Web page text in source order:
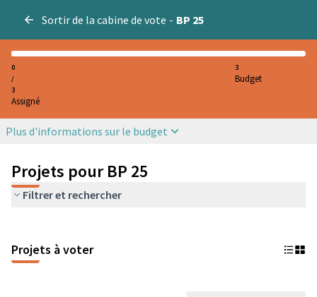
Sortir de la cabine de vote - BP 25
0
/
3
Assigné
3
Budget
Plus d'informations sur le budget
Projets pour BP 25
Filtrer et rechercher
Projets à voter